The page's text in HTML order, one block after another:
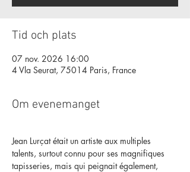
Tid och plats
07 nov. 2026 16:00
4 Vla Seurat, 75014 Paris, France
Om evenemanget
Jean Lurçat était un artiste aux multiples
talents, surtout connu pour ses magnifiques
tapisseries, mais qui peignait également,